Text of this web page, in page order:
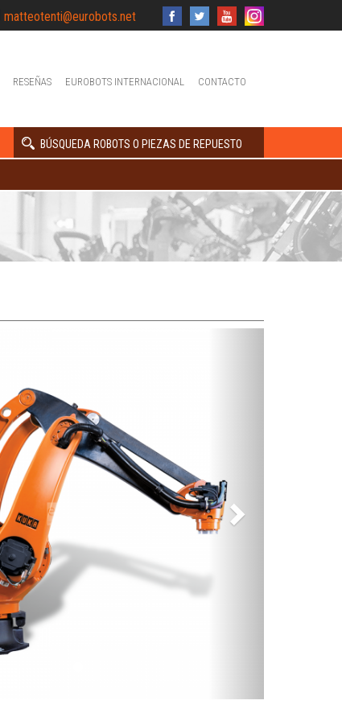
matteotenti@eurobots.net
RESEÑAS EUROBOTS INTERNACIONAL CONTACTO
BÚSQUEDA ROBOTS O PIEZAS DE REPUESTO